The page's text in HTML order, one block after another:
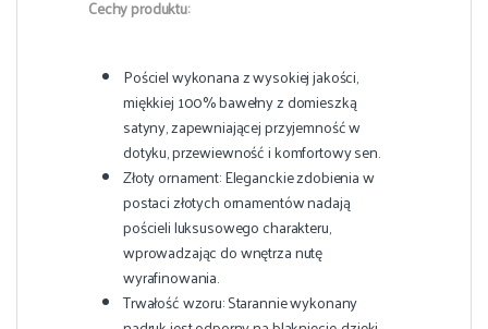
Cechy produktu:
Pościel wykonana z wysokiej jakości,
miękkiej 100% bawełny z domieszką
satyny, zapewniającej przyjemność w
dotyku, przewiewność i komfortowy sen.
Złoty ornament: Eleganckie zdobienia w
postaci złotych ornamentów nadają
pościeli luksusowego charakteru,
wprowadzając do wnętrza nutę
wyrafinowania.
Trwałość wzoru: Starannie wykonany